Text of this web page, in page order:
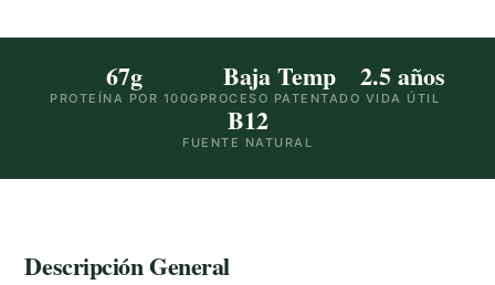
67g
PROTEÍNA POR 100G
Baja Temp
PROCESO PATENTADO
2.5 años
VIDA ÚTIL
B12
FUENTE NATURAL
Descripción General